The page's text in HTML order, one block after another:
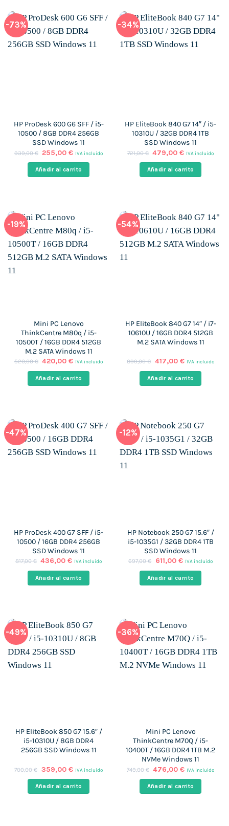
-73%
HP ProDesk 600 G6 SFF / i5-
10500 / 8GB DDR4 256GB
SSD Windows 11
939,00€ El
original
era:
255,00€El
actual
es:
IVA incluido
Añadir al carrito
-34%
HP EliteBook 840 G7 14″ / i5-
10310U / 32GB DDR4 1TB
SSD Windows 11
721,00€ El
original
era:
479,00€El
actual
es:
IVA incluido
Añadir al carrito
-19%
Mini PC Lenovo
ThinkCentre M80q / i5-
10500T / 16GB DDR4 512GB
M.2 SATA Windows 11
520,00€ El
original
era:
420,00€El
actual
es:
IVA incluido
Añadir al carrito
-54%
HP EliteBook 840 G7 14″ / i7-
10610U / 16GB DDR4 512GB
M.2 SATA Windows 11
899,00€ El
original
era:
417,00 €El
actual
es:
IVA incluido
Añadir al carrito
-47%
HP ProDesk 400 G7 SFF / i5-
10500 / 16GB DDR4 256GB
SSD Windows 11
817,00€ El
original
era:
436,00€El
actual
es:
IVA incluido
Añadir al carrito
-12%
HP Notebook 250 G7 15.6″ /
i5-1035G1 / 32GB DDR4 1TB
SSD Windows 11
697,00€
El
original
era:
611,00 €El
actual
es:
IVA incluido
Añadir al carrito
-49%
HP EliteBook 850 G7 15.6″ /
i5-10310U / 8GB DDR4
256GB SSD Windows 11
700,00€ El
original
era:
359,00 €El
actual
es:
IVA incluido
Añadir al carrito
-36%
Mini PC Lenovo
ThinkCentre M70Q / i5-
10400T / 16GB DDR4 1TB M.2
NVMe Windows 11
749,00€ El
original
era:
476,00€El
actual
es:
IVA incluido
Añadir al carrito